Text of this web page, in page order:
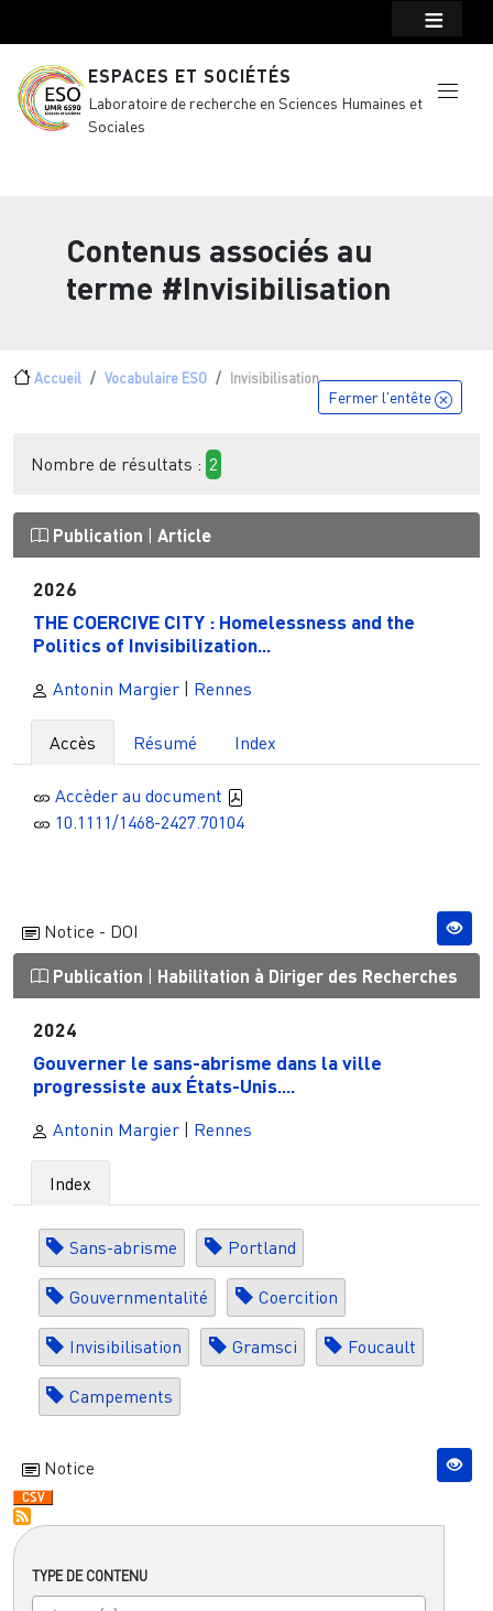
ESPACES ET SOCIÉTÉS
Laboratoire de recherche en Sciences Humaines et
Sociales
Contenus associés au
terme #Invisibilisation
Fil d'Ariane
Accueil Vocabulaire ESO Invisibilisation
TYPE DE CONTENU
Fermer l'entête
Nombre de résultats : 2
Publication Article
2026
THE COERCIVE CITY : Homelessness and the
Politics of Invisibilization...
Antonin Margier | Rennes
Accès Résumé Index
Accèder au document
10.1111/1468-2427.70104
Notice - DOI
Publication Habilitation à Diriger des Recherches
2024
Gouverner le sans-abrisme dans la ville
progressiste aux États-Unis....
Antonin Margier | Rennes
Index
Sans-abrisme Portland
Gouvernmentalité Coercition
Invisibilisation Gramsci Foucault
Campements
Notice